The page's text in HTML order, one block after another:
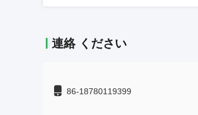
連絡 ください
86-18780119399